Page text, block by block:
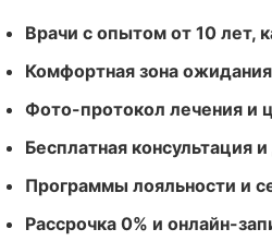
Врачи с опытом от 10 лет,
Комфортная зона
Фото-протокол лечения и
Бесплатная консультация
Программы лояльности и
Рассрочка 0% и онлайн-